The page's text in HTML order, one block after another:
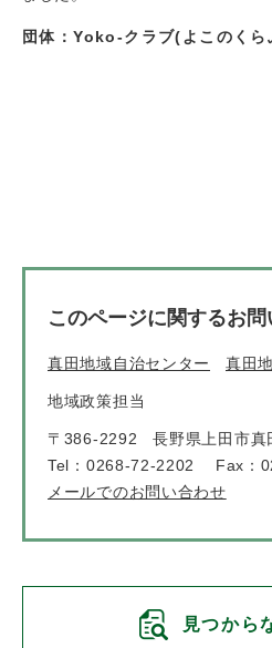
団体：Yoko-クラブ(よこのくら
このページに関するお
真田地域自治センター 真田
地域政策担当
〒386-2292
長野県上田市真
Tel：0268-72-2202
Fax：
メールでのお問い合わせ
見つから